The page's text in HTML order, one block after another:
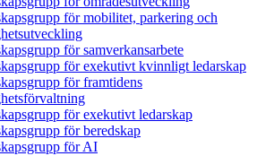
för mobilitet, parkering och
för samverkansarbete
för exekutivt kvinnligt ledarskap
för framtidens
för exekutivt ledarskap
för beredskap
för AI